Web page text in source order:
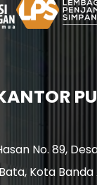
No. 89,
Bata, Kota Banda